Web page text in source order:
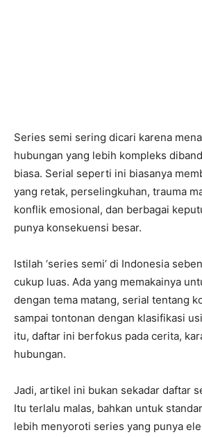
Series semi sering dicari karena
hubungan yang lebih kompleks
biasa. Serial seperti ini biasanya
yang retak, perselingkuhan, trauma
konflik emosional, dan berbagai
punya konsekuensi besar.
Istilah ‘series semi’ di Indonesia
cukup luas. Ada yang memakainya
dengan tema matang, serial tentang
sampai tontonan dengan klasifikasi
itu, daftar ini berfokus pada cerita,
hubungan.
Jadi, artikel ini bukan sekadar daftar
Itu terlalu malas, bahkan untuk
lebih menyoroti series yang punya